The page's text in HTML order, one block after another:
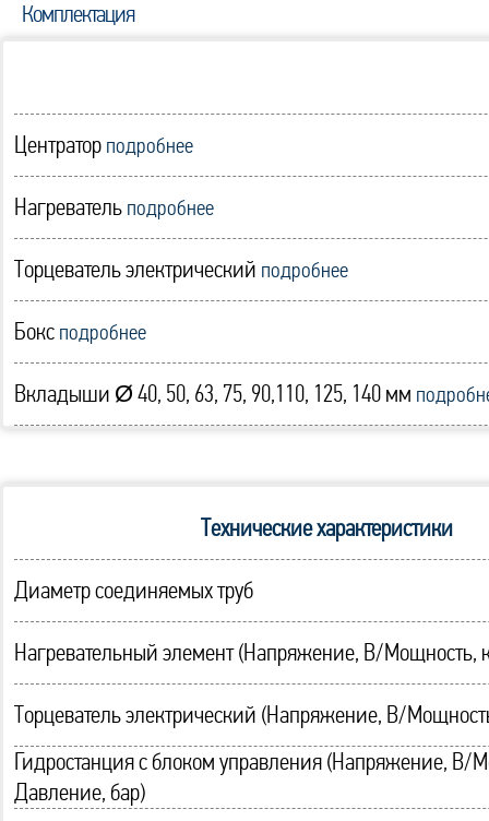
Комплектация
Центратор подробнее
Нагреватель подробнее
Торцеватель электрический подробнее
Бокс подробнее
Вкладыши Ø 40, 50, 63, 75, 90,110, 125, 140 мм
Технические характеристики
Диаметр соединяемых труб
Нагревательный элемент (Напряжение, В/Мощность,
Торцеватель электрический (Напряжение, В/
Гидростанция с блоком управления (Напряжение, В/
Давление, бар)